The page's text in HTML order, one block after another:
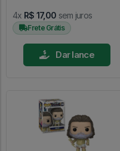
4x R$ 17,00 sem juros
Frete Grátis
Dar lance